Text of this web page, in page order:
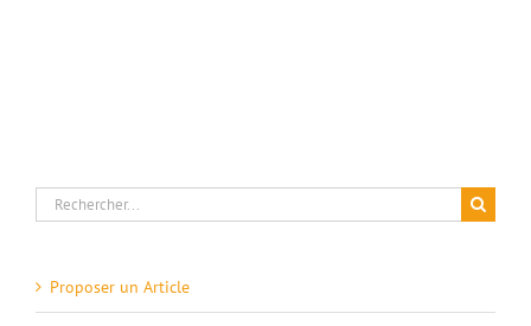
Rechercher:
Proposer un Article